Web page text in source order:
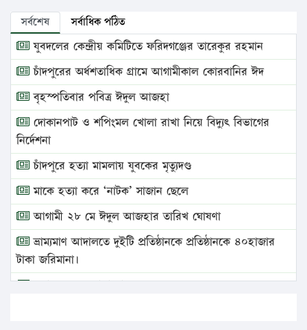
সর্বশেষ সর্বাধিক পঠিত
যুবদলের কেন্দ্রীয় কমিটিতে ফরিদগঞ্জের তারেকুর রহমান
চাঁদপুরের অর্ধশতাধিক গ্রামে আগামীকাল কোরবানির ঈদ
বৃহস্পতিবার পবিত্র ঈদুল আজহা
দোকানপাট ও শপিংমল খোলা রাখা নিয়ে বিদ্যুৎ বিভাগের
নির্দেশনা
চাঁদপুরে হত্যা মামলায় যুবকের মৃত্যুদণ্ড
মাকে হত্যা করে ‘নাটক’ সাজান ছেলে
আগামী ২৮ মে ঈদুল আজহার তারিখ ঘোষণা
ভ্রাম্যমাণ আদালতে দুইটি প্রতিষ্ঠানকে প্রতিষ্ঠানকে ৪০হাজার
টাকা জরিমানা।
এবার লঞ্চের ভাড়া বাড়ল